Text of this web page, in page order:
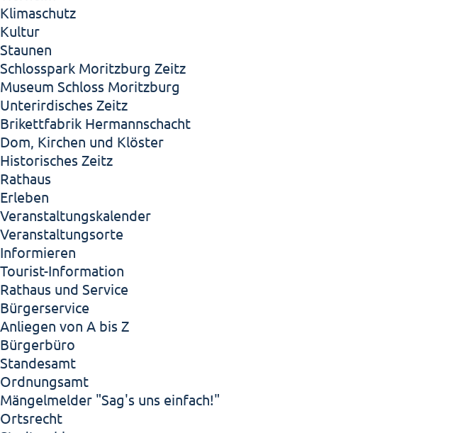
Klimaschutz
Kultur
Staunen
Schlosspark Moritzburg Zeitz
Museum Schloss Moritzburg
Unterirdisches Zeitz
Brikettfabrik Hermannschacht
Dom, Kirchen und Klöster
Historisches Zeitz
Rathaus
Erleben
Veranstaltungskalender
Veranstaltungsorte
Informieren
Tourist-Information
Rathaus und Service
Bürgerservice
Anliegen von A bis Z
Bürgerbüro
Standesamt
Ordnungsamt
Mängelmelder "Sag's uns einfach!"
Ortsrecht